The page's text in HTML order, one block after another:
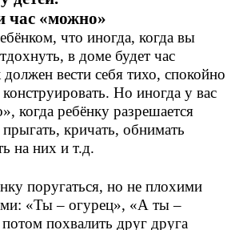
час «можно»
что иногда, когда вы
в доме будет час
вести себя тихо, спокойно
конструировать. Но иногда у вас
когда ребёнку разрешается
прыгать, кричать, обнимать
на них и т.д.
поругаться, но не плохими
«Ты – огурец», «А ты –
похвалить друг друга